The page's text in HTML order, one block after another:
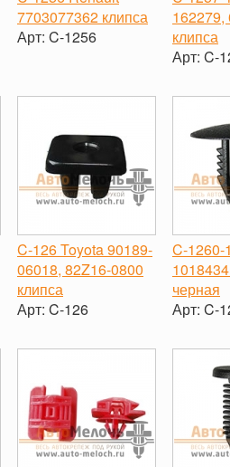
7703077362 клипса
Арт: C-1256
162279,
клипса
Арт: C-
-
C-126 Toyota 90189-
06018, 82Z16-0800
клипса
Арт: C-126
-
+
C-1260-
черная
Арт: C-
-